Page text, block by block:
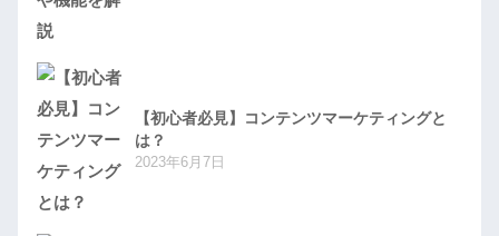
【初心者必見】コンテンツマーケティングと
は？
2023年6月7日